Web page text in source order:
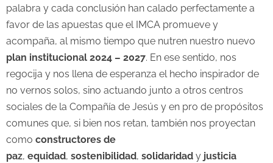
palabra y cada conclusión han calado perfectamente a
favor de las apuestas que el IMCA promueve y
acompaña, al mismo tiempo que nutren nuestro nuevo
plan institucional 2024 – 2027. En ese sentido, nos
regocija y nos llena de esperanza el hecho inspirador de
no vernos solos, sino actuando junto a otros centros
sociales de la Compañía de Jesús y en pro de propósitos
comunes que, si bien nos retan, también nos proyectan
como constructores de
paz, equidad, sostenibilidad, solidaridad y justicia